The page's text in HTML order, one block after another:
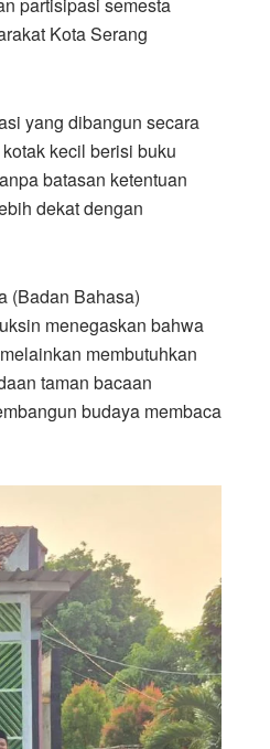
partisipasi semesta
Kota Serang
yang dibangun secara
kecil berisi buku
batasan ketentuan
dekat dengan
(Badan Bahasa)
menegaskan bahwa
membutuhkan
taman bacaan
budaya membaca